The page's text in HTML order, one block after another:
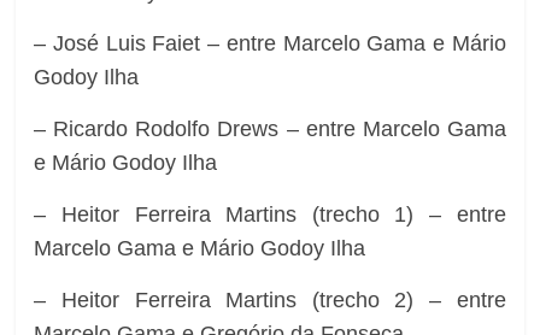
– José Luis Faiet – entre Marcelo Gama e Mário
Godoy Ilha
– Ricardo Rodolfo Drews – entre Marcelo Gama
e Mário Godoy Ilha
– Heitor Ferreira Martins (trecho 1) – entre
Marcelo Gama e Mário Godoy Ilha
– Heitor Ferreira Martins (trecho 2) – entre